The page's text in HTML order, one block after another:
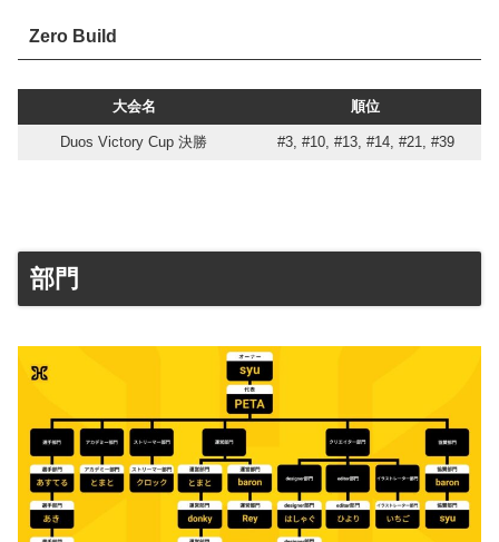
Zero Build
大会名 順位
Duos Victory Cup 決勝 #3, #10, #13, #14, #21, #39
部門